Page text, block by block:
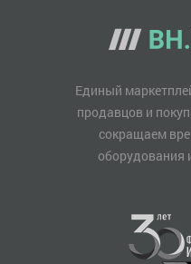
Единый
продавцов и
сокращаем
оборудования